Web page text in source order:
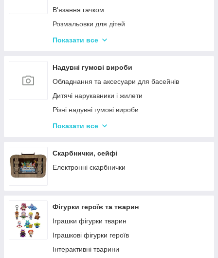
Шахи і Шашки
Набори для гри в покер
Полотна з Підрамником
Алмазна мозаїка для дітей
В'язання гачком
Розмальовки для дітей
Акрилові фарби
Гравюра для дітей
Кінетичний пісок
Дитячий Пластилін
Декупаж
Крейда для Малювання
Рукоділля
Валіза для малювання
Показати все
Надувні гумові вироби
Обладнання та аксесуари для басейнів
Дитячі нарукавники і жилети
Різні надувні гумові вироби
Насоси для матрасів та гумових виробів
Надувні матраци
Дитячі надувні басейни
Показати все
Скарбнички, сейфі
Електронні скарбнички
Фігурки героїв та тварин
Іграшки фігурки тварин
Іграшкові фігурки героїв
Інтерактивні тварини